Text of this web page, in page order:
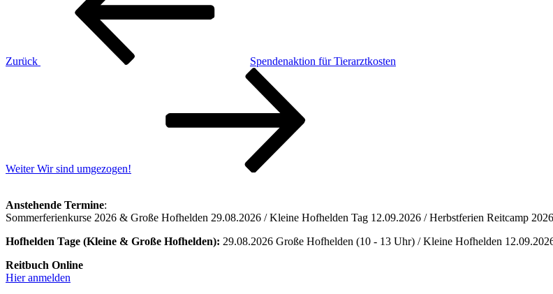
Zurück
Spendenaktion für Tierarztkosten
Weiter Wir sind umgezogen!
Anstehende Termine:
Sommerferienkurse 2026 & Große Hofhelden 29.08.2026 / Kleine Hofhelden Tag 12.09.2026 / Herbstferien Reitcamp
Hofhelden Tage (Kleine & Große Hofhelden): 29.08.2026 Große Hofhelden (10 - 13 Uhr) / Kleine Hofhelden
Reitbuch Online
Hier anmelden